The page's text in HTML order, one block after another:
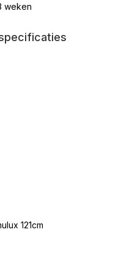
weken
121cm